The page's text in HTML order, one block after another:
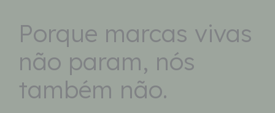
Porque marcas vivas
não param, nós
também não.